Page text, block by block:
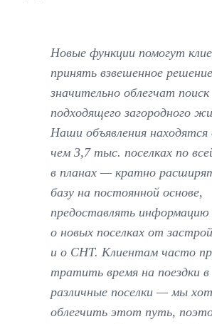
Новые функции помогут
принять взвешенное
значительно облегчат поиск
подходящего загородного
Наши объявления находятся
чем 3,7 тыс. поселках по
в планах — кратно
базу на постоянной основе,
предоставлять информацию
о новых поселках от
и о СНТ. Клиентам часто
тратить время на поездки в
различные поселки — мы
облегчить этот путь,